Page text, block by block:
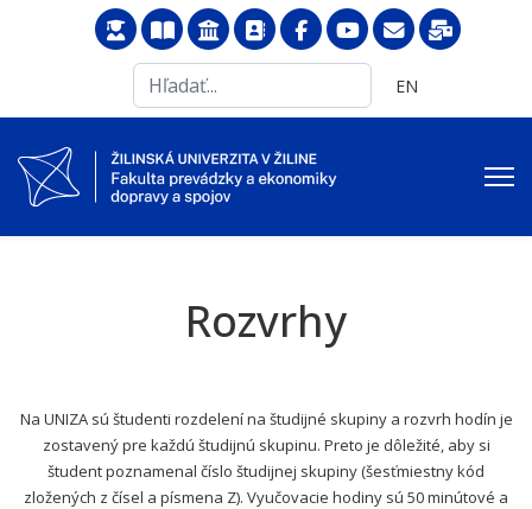
...
Vyberte váš jazyk
EN
Rozvrhy
Na UNIZA sú študenti rozdelení na študijné skupiny a rozvrh hodín je
zostavený pre každú študijnú skupinu. Preto je dôležité, aby si
študent poznamenal číslo študijnej skupiny (šesťmiestny kód
zložených z čísel a písmena Z). Vyučovacie hodiny sú 50 minútové a